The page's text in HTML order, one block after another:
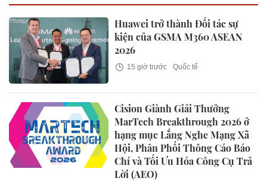
Huawei trở thành Đối tác sự
kiện của GSMA M360 ASEAN
2026
15 giờ trước Quốc tế
Cision Giành Giải Thưởng
MarTech Breakthrough 2026 ở
hạng mục Lắng Nghe Mạng Xã
Hội, Phân Phối Thông Cáo Báo
Chí và Tối Ưu Hóa Công Cụ Trả
Lời (AEO)